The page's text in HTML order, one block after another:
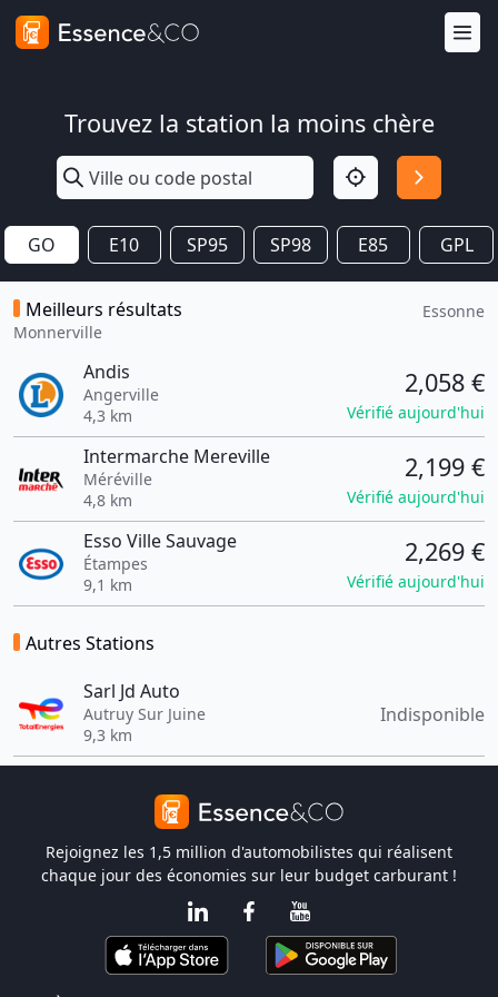
Trouvez la station la moins chère
GO E10 SP95 SP98 E85 GPL
Meilleurs résultats
Monnerville
Essonne
Andis
Angerville
4,3 km
2,058 €
Vérifié aujourd'hui
Intermarche Mereville
Méréville
4,8 km
2,199 €
Vérifié aujourd'hui
Esso Ville Sauvage
Étampes
9,1 km
2,269 €
Vérifié aujourd'hui
Autres Stations
Sarl Jd Auto
Autruy Sur Juine
9,3 km
Indisponible
Rejoignez les 1,5 million d'automobilistes qui réalisent
chaque jour des économies sur leur budget carburant !